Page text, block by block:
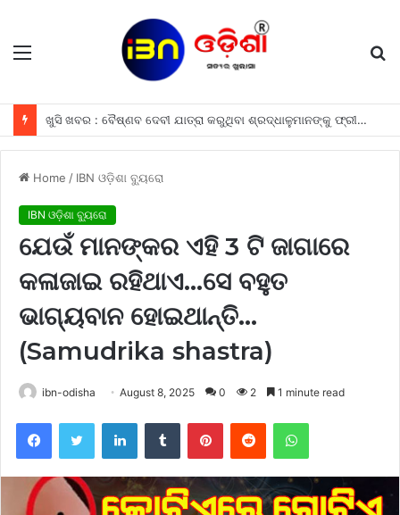
Menu
ଖୁସି ଖବର : ବୈଷ୍ଣବ ଦେବୀ ଯାତ୍ରା କରୁଥିବା ଶ୍ରଦ୍ଧାଳୁମାନଙ୍କୁ ଫ୍ରୀରେ ମିଳିବ ଏହି ସବୁ ଖାସ ସୁବିଧା ଗୁଡିକ
Home / IBN ଓଡ଼ିଶା ବ୍ୟୁରୋ
IBN ଓଡ଼ିଶା ବ୍ୟୁରୋ
ଯେଉଁ ମାନଙ୍କର ଏହି 3 ଟି ଜାଗାରେ
କଳାଜାଇ ରହିଥାଏ…ସେ ବହୁତ
ଭାଗ୍ୟବାନ ହୋଇଥାନ୍ତି…
(Samudrika shastra)
ibn-odisha August 8, 2025 0 2 1 minute read
FacebookTwitter LinkedInTumblr PinterestReddit WhatsApp